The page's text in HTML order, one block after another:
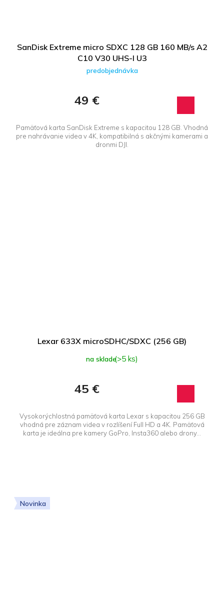
SanDisk Extreme micro SDXC 128 GB 160 MB/s A2
C10 V30 UHS-I U3
predobjednávka
49 €
Pamäťová karta SanDisk Extreme s kapacitou 128 GB. Vhodná
pre nahrávanie videa v 4K, kompatibilná s akčnými kamerami a
dronmi DJI.
Lexar 633X microSDHC/SDXC (256 GB)
na sklade(>5 ks)
45 €
Vysokorýchlostná pamäťová karta Lexar s kapacitou 256 GB
vhodná pre záznam videa v rozlíšení Full HD a 4K. Pamäťová
karta je ideálna pre kamery GoPro, Insta360 alebo drony...
Novinka